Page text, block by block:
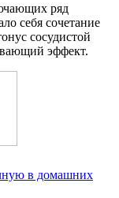
ряд
себя сочетание
сосудистой
эффект.
в домашних